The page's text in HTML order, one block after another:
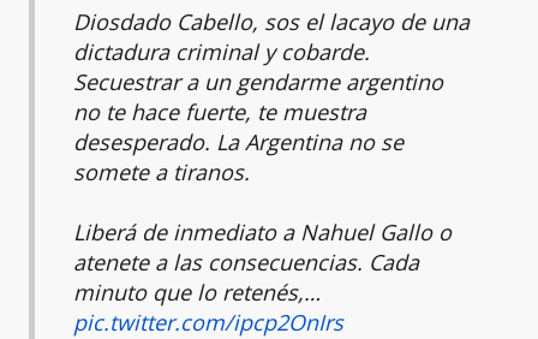
Diosdado Cabello, sos el lacayo de una
dictadura criminal y cobarde.
Secuestrar a un gendarme argentino
no te hace fuerte, te muestra
desesperado. La Argentina no se
somete a tiranos.
Liberá de inmediato a Nahuel Gallo o
atenete a las consecuencias. Cada
minuto que lo retenés,…
pic.twitter.com/ipcp2OnIrs